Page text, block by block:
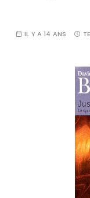
IL Y A 14 ANS